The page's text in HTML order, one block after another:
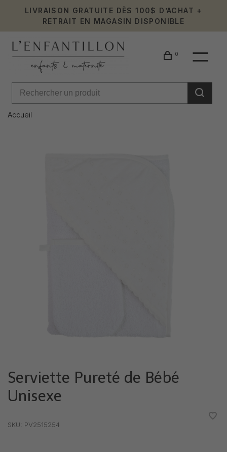
LIVRAISON GRATUITE DÈS 100$ D’ACHAT +
RETRAIT EN MAGASIN DISPONIBLE
0
Accueil
Serviette Pureté de Bébé
Unisexe
SKU: PV2515254